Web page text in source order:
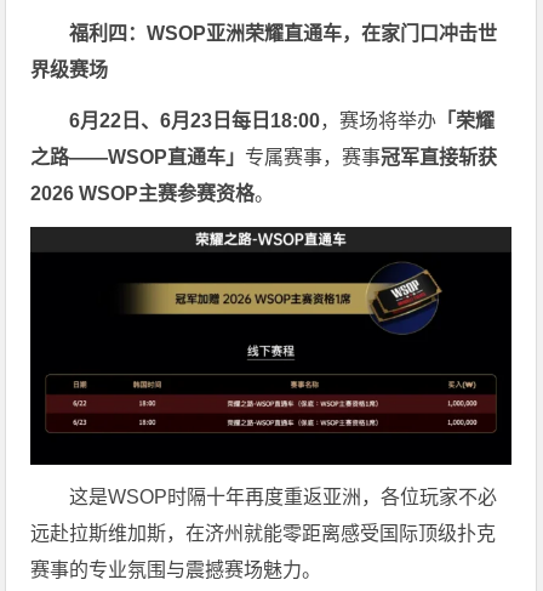
福利四：WSOP亚洲荣耀直通车，在家门口冲击世
界级赛场
6月22日、6月23日每日18:00，赛场将举办 「荣耀
之路——WSOP直通车」 专属赛事，赛事冠军直接斩获
2026 WSOP主赛参赛资格。
这是WSOP时隔十年再度重返亚洲，各位玩家不必
远赴拉斯维加斯，在济州就能零距离感受国际顶级扑克
赛事的专业氛围与震撼赛场魅力。